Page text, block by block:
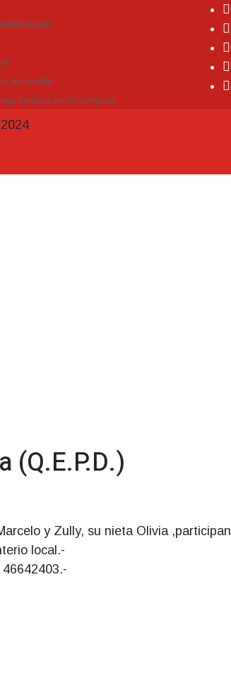
de crédito
hurtada en Villa Ansina
(Q.E.P.D.)
y Zully, su nieta Olivia ,participan
local.-